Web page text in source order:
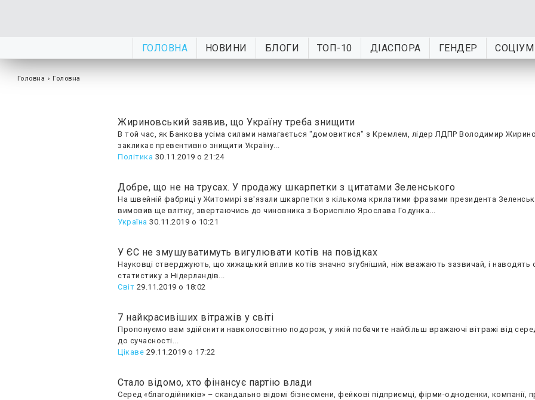
ГОЛОВНА НОВИНИ БЛОГИ ТОП-10 ДІАСПОРА ГЕНДЕР СОЦІУМ
Головна › Головна
Жириновський заявив, що Україну треба знищити
В той час, як Банкова усіма силами намагається "домовитися" з Кремлем, лідер ЛДПР Володимир
закликає превентивно знищити Україну...
Політика 30.11.2019 о 21:24
Добре, що не на трусах. У продажу шкарпетки з цитатами Зеленського
На швейній фабриці у Житомирі зв'язали шкарпетки з кількома крилатими фразами президента
вимовив ще влітку, звертаючись до чиновника з Бориспілю Ярослава Годунка...
Україна 30.11.2019 о 10:21
У ЄС не змушуватимуть вигулювати котів на повідках
Науковці стверджують, що хижацький вплив котів значно згубніший, ніж вважають зазвичай, і наводять
статистику з Нідерландів...
Світ 29.11.2019 о 18:02
7 найкрасивіших вітражів у світі
Пропонуємо вам здійснити навколосвітню подорож, у якій побачите найбільш вражаючі вітражі від
до сучасності...
Цікаве 29.11.2019 о 17:22
Стало відомо, хто фінансує партію влади
Серед «благодійників» – скандально відомі бізнесмени, фейкові підприємці, фірми-одноденки, компанії,